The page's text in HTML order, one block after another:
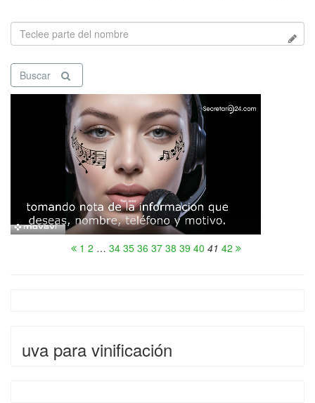
Buscar
1 2 … 34 35 36 37 38 39 40 41 42
uva para vinificación